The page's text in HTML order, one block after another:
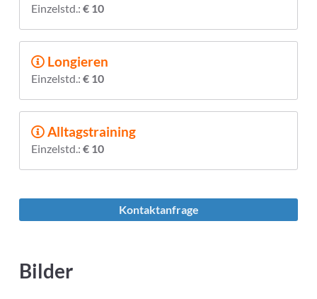
Einzelstd.: € 10
Longieren
Einzelstd.: € 10
Alltagstraining
Einzelstd.: € 10
Kontaktanfrage
Bilder